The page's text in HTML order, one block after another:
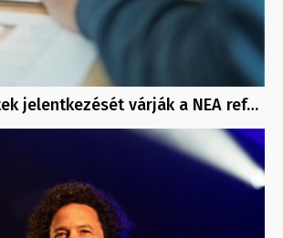
jelentkezését várják a NEA ref…